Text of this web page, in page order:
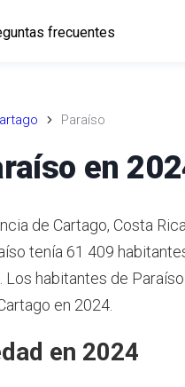
frecuentes
Paraíso
en
de Cartago, Costa Rica.
tenía 61 409
Los habitantes de Paraíso
en 2024.
en 2024